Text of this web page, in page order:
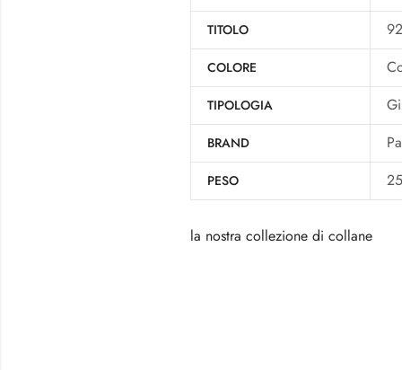
TITOLO
COLORE
TIPOLOGIA
BRAND
PESO
la nostra collezione di collane